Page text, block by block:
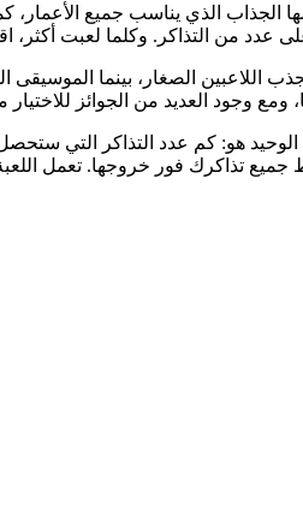
الجذاب الذي يناسب جميع
من التذاكر. وكلما لعبت أكثر،
اللاعبين الصغار، بينما
وجود العديد من الجوائز
جميع تذاكرك فور خروجها. تعمل